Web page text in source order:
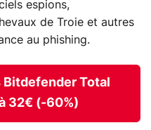
espions,
de Troie et autres
au phishing.
Total
32€ (-60%)